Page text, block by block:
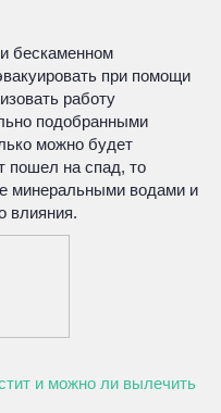
бескаменном
при помощи
работу
подобранными
можно будет
пошел на спад, то
минеральными водами и
влияния.
и можно ли вылечить